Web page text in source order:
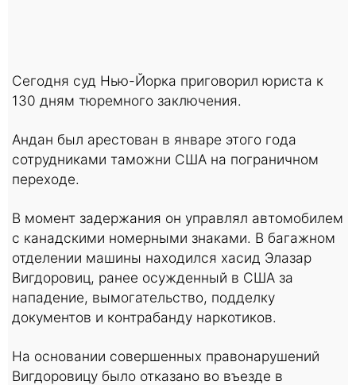
Сегодня суд Нью-Йорка приговорил юриста к
130 дням тюремного заключения.
Андан был арестован в январе этого года
сотрудниками таможни США на пограничном
переходе.
В момент задержания он управлял автомобилем
с канадскими номерными знаками. В багажном
отделении машины находился хасид Элазар
Вигдоровиц, ранее осужденный в США за
нападение, вымогательство, подделку
документов и контрабанду наркотиков.
На основании совершенных правонарушений
Вигдоровицу было отказано во въезде в